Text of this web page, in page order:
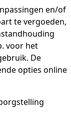
en/of
te vergoeden,
voor het
De
opties online